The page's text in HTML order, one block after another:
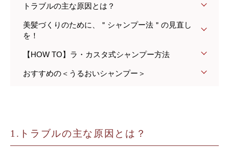
トラブルの主な原因とは？
美髪づくりのために、＂シャンプー法＂の見直し
を！
【HOW TO】ラ・カスタ式シャンプー方法
おすすめの＜うるおいシャンプー＞
トラブルの主な原因とは？